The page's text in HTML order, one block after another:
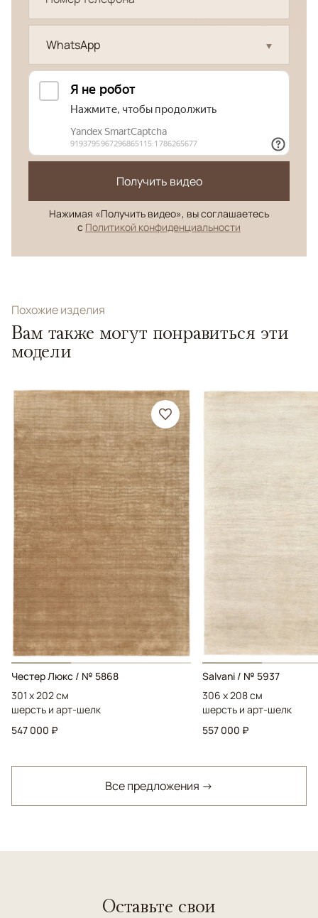
WhatsApp
Получить видео
Нажимая «Получить видео», вы соглашаетесь
с Политикой конфиденциальности
Похожие изделия
Вам также могут понравиться эти
модели
Честер Люкс / № 5868
301 x 202 см
шерсть и арт-шелк
547 000 ₽
Salvani / № 5937
306 x 208 см
шерсть и арт-шелк
557 000 ₽
Все предложения →
Оставьте свои